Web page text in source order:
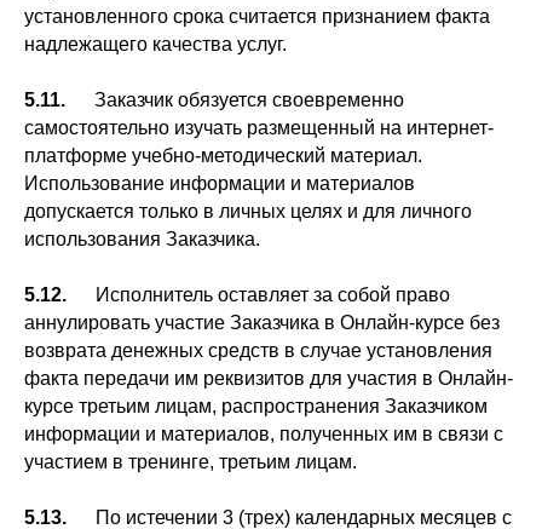
установленного срока считается признанием факта
надлежащего качества услуг.
5.11. Заказчик обязуется своевременно
самостоятельно изучать размещенный на интернет-
платформе учебно-методический материал.
Использование информации и материалов
допускается только в личных целях и для личного
использования Заказчика.
5.12.
Исполнитель оставляет за собой право
аннулировать участие Заказчика в Онлайн-курсе без
возврата денежных средств в случае установления
факта передачи им реквизитов для участия в Онлайн-
курсе третьим лицам, распространения Заказчиком
информации и материалов, полученных им в связи с
участием в тренинге, третьим лицам.
5.13.
По истечении 3 (трех) календарных месяцев с